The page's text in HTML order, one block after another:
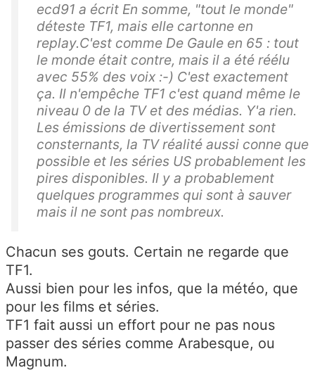
ecd91 a écrit En somme, "tout le monde"
déteste TF1, mais elle cartonne en
replay.C'est comme De Gaule en 65 : tout
le monde était contre, mais il a été réélu
avec 55% des voix :-) C'est exactement
ça. Il n'empêche TF1 c'est quand même le
niveau 0 de la TV et des médias. Y'a rien.
Les émissions de divertissement sont
consternants, la TV réalité aussi conne que
possible et les séries US probablement les
pires disponibles. Il y a probablement
quelques programmes qui sont à sauver
mais il ne sont pas nombreux.
Chacun ses gouts. Certain ne regarde que
TF1.
Aussi bien pour les infos, que la météo, que
pour les films et séries.
TF1 fait aussi un effort pour ne pas nous
passer des séries comme Arabesque, ou
Magnum.